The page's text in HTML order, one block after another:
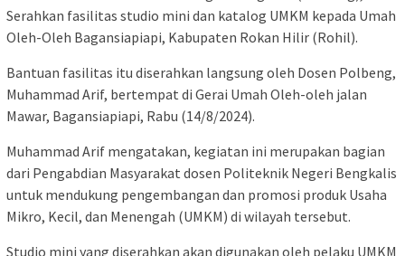
Serahkan fasilitas studio mini dan katalog UMKM kepada Umah
Oleh-Oleh Bagansiapiapi, Kabupaten Rokan Hilir (Rohil).
Bantuan fasilitas itu diserahkan langsung oleh Dosen Polbeng,
Muhammad Arif, bertempat di Gerai Umah Oleh-oleh jalan
Mawar, Bagansiapiapi, Rabu (14/8/2024).
Muhammad Arif mengatakan, kegiatan ini merupakan bagian
dari Pengabdian Masyarakat dosen Politeknik Negeri Bengkalis
untuk mendukung pengembangan dan promosi produk Usaha
Mikro, Kecil, dan Menengah (UMKM) di wilayah tersebut.
Studio mini yang diserahkan akan digunakan oleh pelaku UMKM